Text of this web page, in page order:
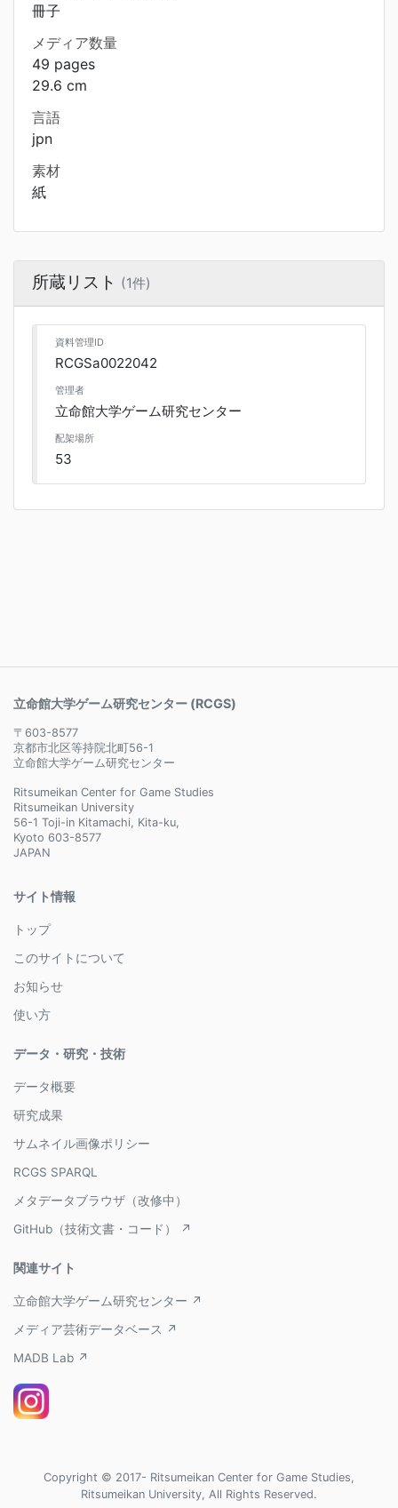
冊子
メディア数量
49 pages
29.6 cm
言語
jpn
素材
紙
所蔵リスト (1件)
資料管理ID
RCGSa0022042
管理者
立命館大学ゲーム研究センター
配架場所
53
立命館大学ゲーム研究センター (RCGS)
〒603-8577
京都市北区等持院北町56-1
立命館大学ゲーム研究センター
Ritsumeikan Center for Game Studies
Ritsumeikan University
56-1 Toji-in Kitamachi, Kita-ku,
Kyoto 603-8577
JAPAN
サイト情報
トップ
このサイトについて
お知らせ
使い方
データ・研究・技術
データ概要
研究成果
サムネイル画像ポリシー
RCGS SPARQL
メタデータブラウザ（改修中）
GitHub（技術文書・コード） ↗
関連サイト
立命館大学ゲーム研究センター ↗
メディア芸術データベース ↗
MADB Lab ↗
Copyright © 2017- Ritsumeikan Center for Game Studies,
Ritsumeikan University, All Rights Reserved.